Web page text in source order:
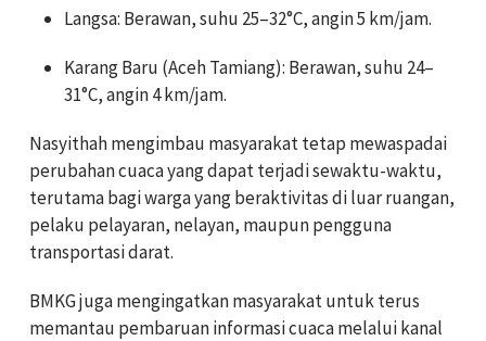
Langsa: Berawan, suhu 25–32°C, angin 5 km/jam.
Karang Baru (Aceh Tamiang): Berawan, suhu 24–
31°C, angin 4 km/jam.
Nasyithah mengimbau masyarakat tetap mewaspadai
perubahan cuaca yang dapat terjadi sewaktu-waktu,
terutama bagi warga yang beraktivitas di luar ruangan,
pelaku pelayaran, nelayan, maupun pengguna
transportasi darat.
BMKG juga mengingatkan masyarakat untuk terus
memantau pembaruan informasi cuaca melalui kanal